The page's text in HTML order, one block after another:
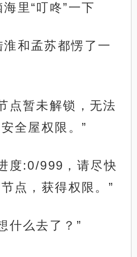
里“叮咚”一下
和孟苏都愣了一
点暂未解锁，无法
全屋权限。”
度:0/999，请尽快
点，获得权限。”
什么去了？”